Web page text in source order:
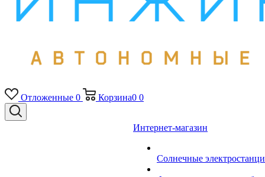
Отложенные 0 Корзина0 0
Интернет-магазин
Солнечные